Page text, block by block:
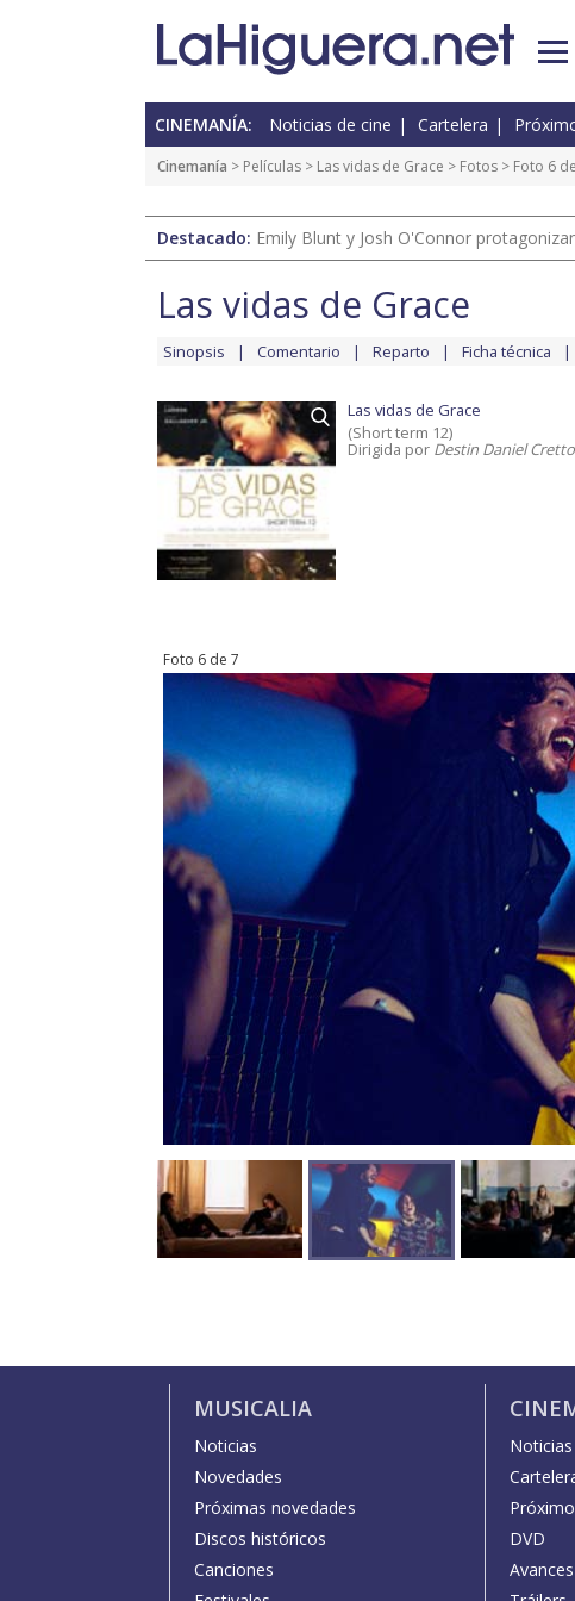
CINEMANÍA: Noticias de cine Cartelera
Cinemanía > Películas > Las vidas de Grace > Fotos > Foto 6
Destacado: Emily Blunt y Josh O'Connor
Las vidas de Grace
Sinopsis Comentario Reparto Ficha técnica
Las vidas de Grace
(Short term 12)
Dirigida por Destin Daniel
Foto 6 de 7
MUSICALIA
Noticias
Novedades
Próximas novedades
Discos históricos
Canciones
Noticias
DVD
Avances